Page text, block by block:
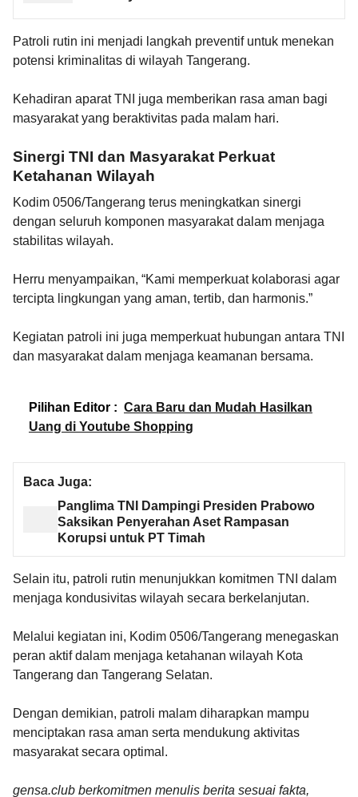
Patroli rutin ini menjadi langkah preventif untuk menekan
potensi kriminalitas di wilayah Tangerang.
Kehadiran aparat TNI juga memberikan rasa aman bagi
masyarakat yang beraktivitas pada malam hari.
Sinergi TNI dan Masyarakat Perkuat
Ketahanan Wilayah
Kodim 0506/Tangerang terus meningkatkan sinergi
dengan seluruh komponen masyarakat dalam menjaga
stabilitas wilayah.
Herru menyampaikan, “Kami memperkuat kolaborasi agar
tercipta lingkungan yang aman, tertib, dan harmonis.”
Kegiatan patroli ini juga memperkuat hubungan antara TNI
dan masyarakat dalam menjaga keamanan bersama.
Pilihan Editor : Cara Baru dan Mudah Hasilkan
Uang di Youtube Shopping
Baca Juga:
Panglima TNI Dampingi Presiden Prabowo
Saksikan Penyerahan Aset Rampasan
Korupsi untuk PT Timah
Selain itu, patroli rutin menunjukkan komitmen TNI dalam
menjaga kondusivitas wilayah secara berkelanjutan.
Melalui kegiatan ini, Kodim 0506/Tangerang menegaskan
peran aktif dalam menjaga ketahanan wilayah Kota
Tangerang dan Tangerang Selatan.
Dengan demikian, patroli malam diharapkan mampu
menciptakan rasa aman serta mendukung aktivitas
masyarakat secara optimal.
gensa.club berkomitmen menulis berita sesuai fakta,